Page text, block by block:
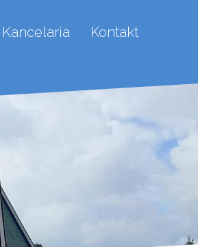
Kancelaria Kontakt